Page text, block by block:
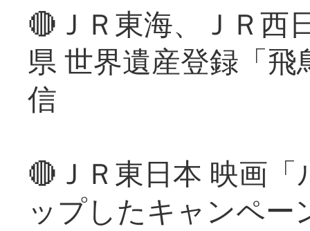
🔴ＪＲ東海、ＪＲ西
県 世界遺産登録「
信
🔴ＪＲ東日本 映画
ップしたキャンペー